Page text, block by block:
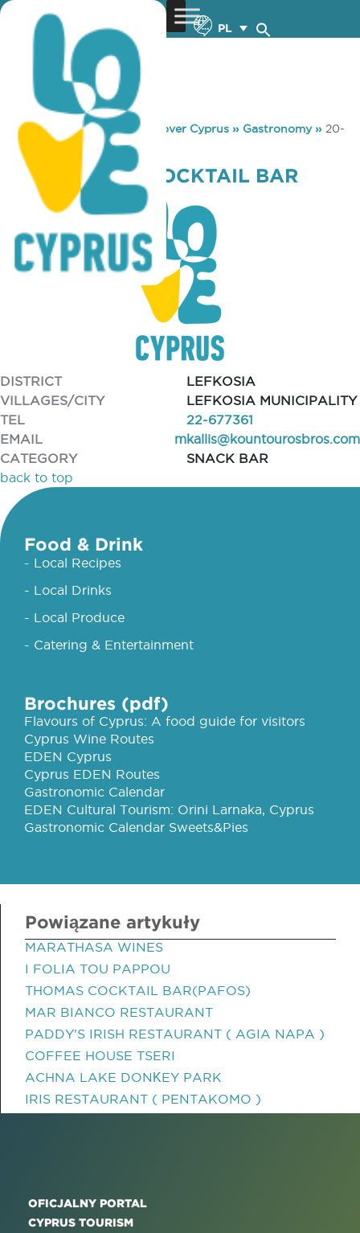
PL
You are here: Home »Discover Cyprus » Gastronomy» 20-
33 WINE & COCKTAIL BAR
20-33 WINE & COCKTAIL BAR
DISTRICT
LEFKOSIA
VILLAGES/CITY
LEFKOSIA MUNICIPALITY
TEL
22-677361
EMAIL
mkallis@kountourosbros.com
CATEGORY
SNACK BAR
back to top
Food & Drink
- Local Recipes
- Local Drinks
- Local Produce
- Catering & Entertainment
Brochures (pdf)
Flavours of Cyprus: A food guide for visitors
Cyprus Wine Routes
EDEN Cyprus
Cyprus EDEN Routes
Gastronomic Calendar
EDEN Cultural Tourism: Orini Larnaka, Cyprus
Gastronomic Calendar Sweets&Pies
Powiązane artykuły
MARATHASA WINES
I FOLIA TOU PAPPOU
THOMAS COCKTAIL BAR(PAFOS)
MAR BIANCO RESTAURANT
PADDY'S IRISH RESTAURANT ( AGIA NAPA )
COFFEE HOUSE TSERI
ACHNA LAKE DONΚEY PARK
IRIS RESTAURANT ( PENTAKOMO )
OFICJALNY PORTAL
CYPRUS TOURISM